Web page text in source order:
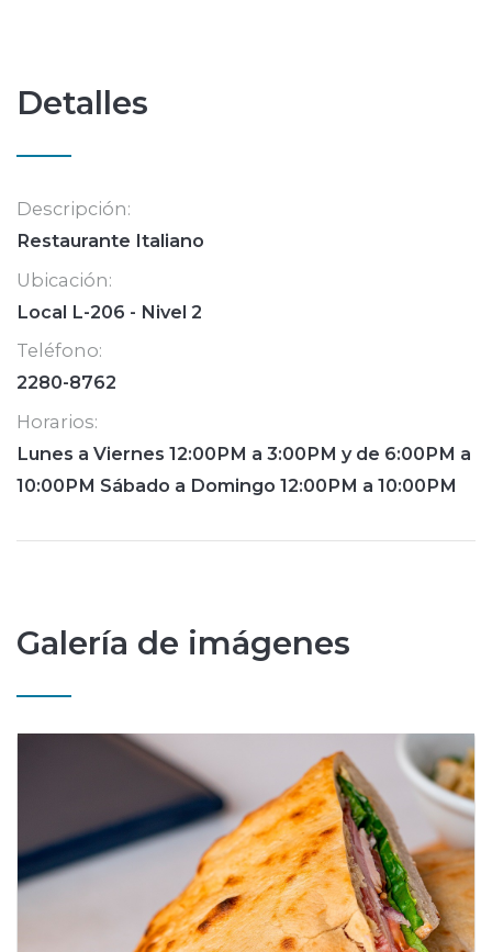
Detalles
Descripción:
Restaurante Italiano
Ubicación:
Local L-206 - Nivel 2
Teléfono:
2280-8762
Horarios:
Lunes a Viernes 12:00PM a 3:00PM y de 6:00PM a
10:00PM Sábado a Domingo 12:00PM a 10:00PM
Galería de imágenes